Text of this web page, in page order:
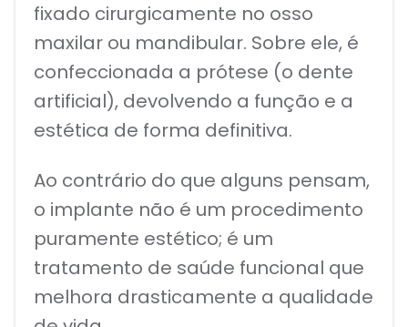
fixado cirurgicamente no osso
maxilar ou mandibular. Sobre ele, é
confeccionada a prótese (o dente
artificial), devolvendo a função e a
estética de forma definitiva.
Ao contrário do que alguns pensam,
o implante não é um procedimento
puramente estético; é um
tratamento de saúde funcional que
melhora drasticamente a qualidade